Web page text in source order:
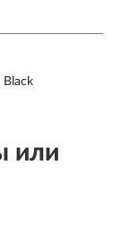
Black
или